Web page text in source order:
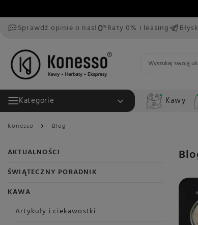
Sprawdź opinie o nas!
Raty 0% i leasing
Kategorie Kawy
Konesso Blog
AKTUALNOŚCI
ŚWIĄTECZNY PORADNIK
KAWA
Artykuły i ciekawostki